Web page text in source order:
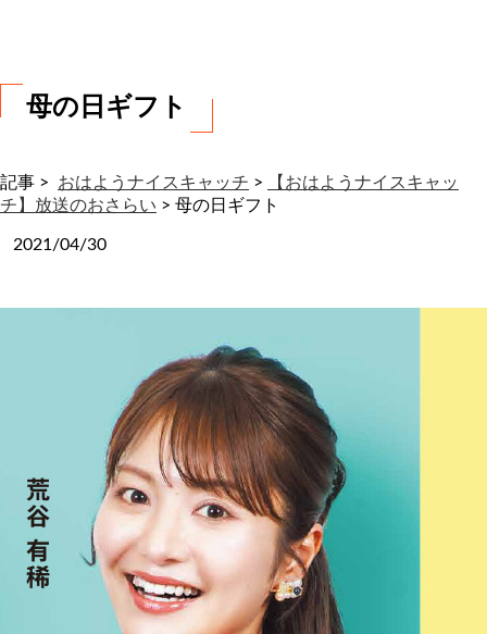
母の日ギフト
記事 > おはようナイスキャッチ >
【おはようナイスキャッ
チ】放送のおさらい > 母の日ギフト
2021/04/30